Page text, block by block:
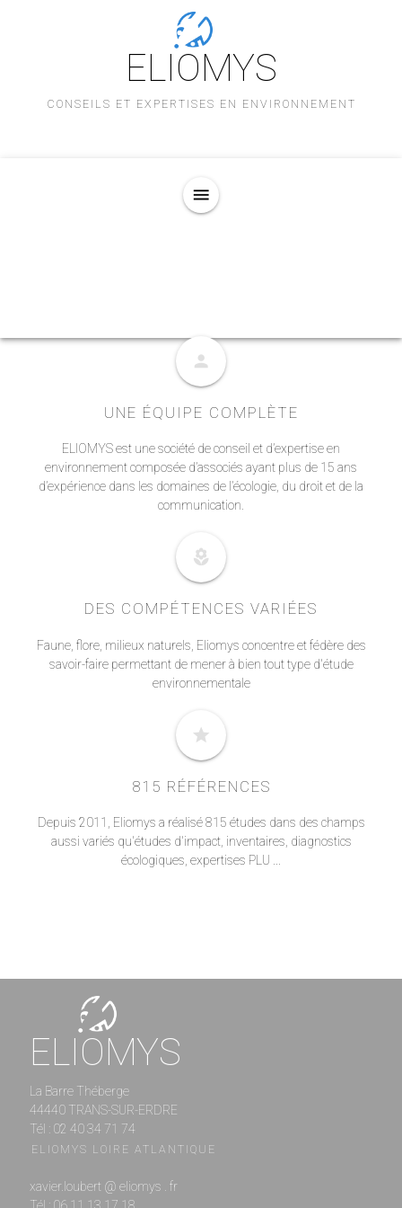
ELIOMYS
CONSEILS ET EXPERTISES EN ENVIRONNEMENT
menu
person
UNE ÉQUIPE COMPLÈTE
ELIOMYS est une société de conseil et d’expertise en
environnement composée d’associés ayant plus de 15 ans
d’expérience dans les domaines de l’écologie, du droit et de la
communication.
local_florist
DES COMPÉTENCES VARIÉES
Faune, flore, milieux naturels, Eliomys concentre et fédère des
savoir-faire permettant de mener à bien tout type d'étude
environnementale
star
815 RÉFÉRENCES
Depuis 2011, Eliomys a réalisé 815 études dans des champs
aussi variés qu'études d'impact, inventaires, diagnostics
écologiques, expertises PLU ...
ELIOMYS
La Barre Théberge
44440 TRANS-SUR-ERDRE
Tél : 02 40 34 71 74
ELIOMYS LOIRE ATLANTIQUE
xavier.loubert @ eliomys . fr